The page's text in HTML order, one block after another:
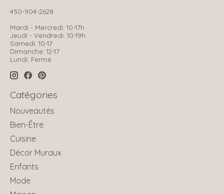
450-904-2628
Mardi - Mercredi: 10-17h
Jeudi - Vendredi: 10-19h
Samedi: 10-17
Dimanche: 12-17
Lundi: Fermé
Catégories
Nouveautés
Bien-Être
Cuisine
Décor Muraux
Enfants
Mode